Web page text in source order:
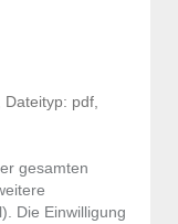
Dateityp: pdf,
gesamten
Die Einwilligung